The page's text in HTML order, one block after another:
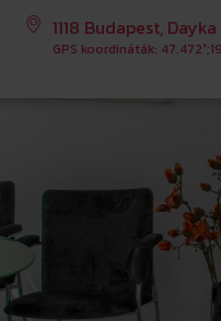
1118 Budapest,
GPS koordináták: